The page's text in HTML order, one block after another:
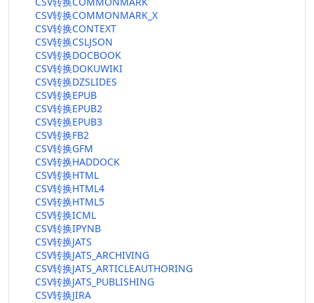
CSV转换COMMONMARK_X
CSV转换CONTEXT
CSV转换CSLJSON
CSV转换DOCBOOK
CSV转换DOKUWIKI
CSV转换DZSLIDES
CSV转换EPUB
CSV转换EPUB2
CSV转换EPUB3
CSV转换FB2
CSV转换GFM
CSV转换HADDOCK
CSV转换HTML
CSV转换HTML4
CSV转换HTML5
CSV转换ICML
CSV转换IPYNB
CSV转换JATS
CSV转换JATS_ARCHIVING
CSV转换JATS_ARTICLEAUTHORING
CSV转换JATS_PUBLISHING
CSV转换JIRA